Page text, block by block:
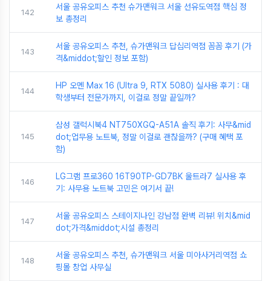
142
서울 공유오피스 추천 슈가맨워크 서울 선유도역점 핵심 정
보 총정리
143
서울 공유오피스 추천, 슈가맨워크 답십리역점 꼼꼼 후기 (가
격&middot;할인 정보 포함)
144
HP 오멘 Max 16 (Ultra 9, RTX 5080) 실사용 후기 : 대
학생부터 전문가까지, 이걸로 정말 끝일까?
145
삼성 갤럭시북4 NT750XGQ-A51A 솔직 후기: 사무&mid
dot;업무용 노트북, 정말 이걸로 괜찮을까? (구매 혜택 포
함)
146
LG그램 프로360 16T90TP-GD7BK 울트라7 실사용 후
기: 사무용 노트북 고민은 여기서 끝!
147
서울 공유오피스 스테이지나인 강남점 완벽 리뷰! 위치&mid
dot;가격&middot;시설 총정리
148
서울 공유오피스 추천, 슈가맨워크 서울 미아사거리역점 쇼
핑몰 창업 사무실